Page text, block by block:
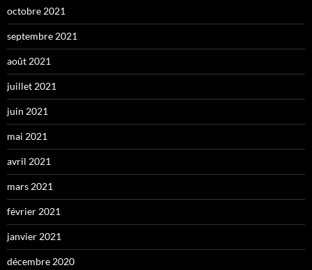
octobre 2021
septembre 2021
août 2021
juillet 2021
juin 2021
mai 2021
avril 2021
mars 2021
février 2021
janvier 2021
décembre 2020